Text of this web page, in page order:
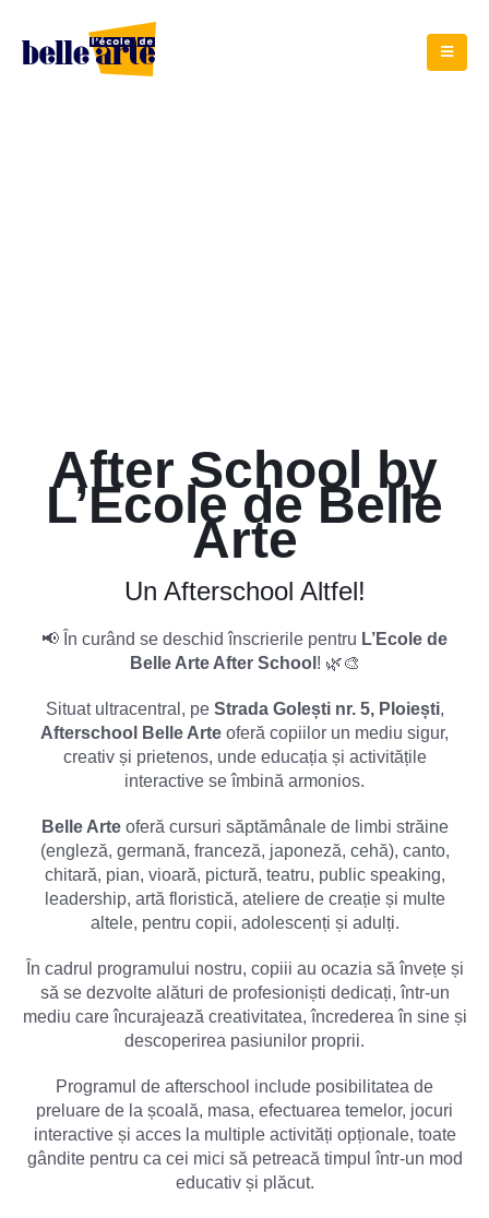
After School by
L’Ecole de Belle
Arte
Un Afterschool Altfel!
📢 În curând se deschid înscrierile pentru L’Ecole de
Belle Arte After School ! 🌿🎨
Situat ultracentral, pe Strada Golești nr. 5, Ploiești,
Afterschool Belle Arte oferă copiilor un mediu sigur,
creativ și prietenos, unde educația și activitățile
interactive se îmbină armonios.
Belle Arteoferă cursuri săptămânale de limbi străine
(engleză, germană, franceză, japoneză, cehă), canto,
chitară, pian, vioară, pictură, teatru, public speaking,
leadership, artă floristică, ateliere de creație și multe
altele, pentru copii, adolescenți și adulți.
În cadrul programului nostru, copiii au ocazia să învețe și
să se dezvolte alături de profesioniști dedicați, într-un
mediu care încurajează creativitatea, încrederea în sine și
descoperirea pasiunilor proprii.
Programul de afterschool include posibilitatea de
preluare de la școală, masa, efectuarea temelor, jocuri
interactive și acces la multiple activități opționale, toate
gândite pentru ca cei mici să petreacă timpul într-un mod
educativ și plăcut.